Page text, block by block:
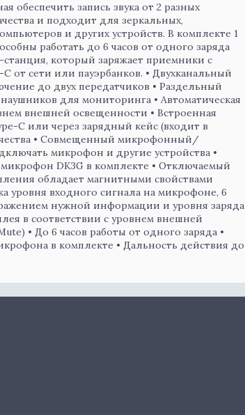
обеспечить запись звука от 2 разных
и подходит для зеркальных,
и других устройств. В комплекте 1
работать до 6 часов от одного заряда
станция, который заряжает приемники с
от сети или пауэрбанков. • Двухканальный
до двух передатчиков • Раздельный
для мониторинга • Автоматическая
внешней освещенности • Встроенная
C или через зарядный кейс (входит в
• Совмещенный микрофонный/
микрофон и другие устройства •
DK3G в комплекте • Отключаемый
обладает магнитными свойствами
уровня входного сигнала на микрофоне, 6
нужной информации и уровня заряда
в соответствии с уровнем внешней
• До 6 часов работы от одного заряда •
в комплекте • Дальность действия до